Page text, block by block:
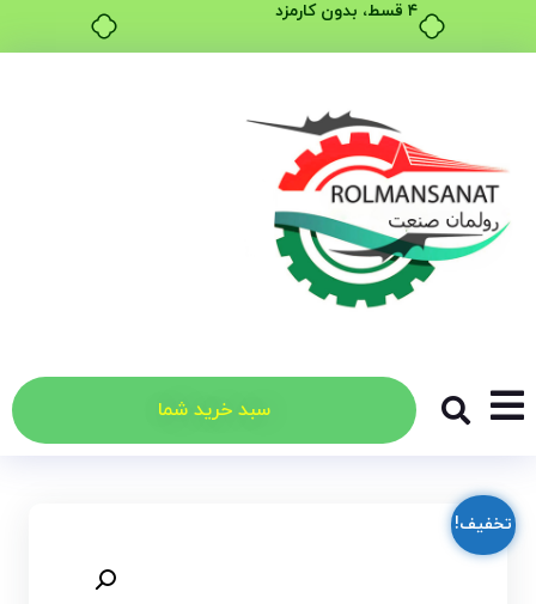
۴ قسط، بدون کارمزد
سبد خرید شما
تخفیف!